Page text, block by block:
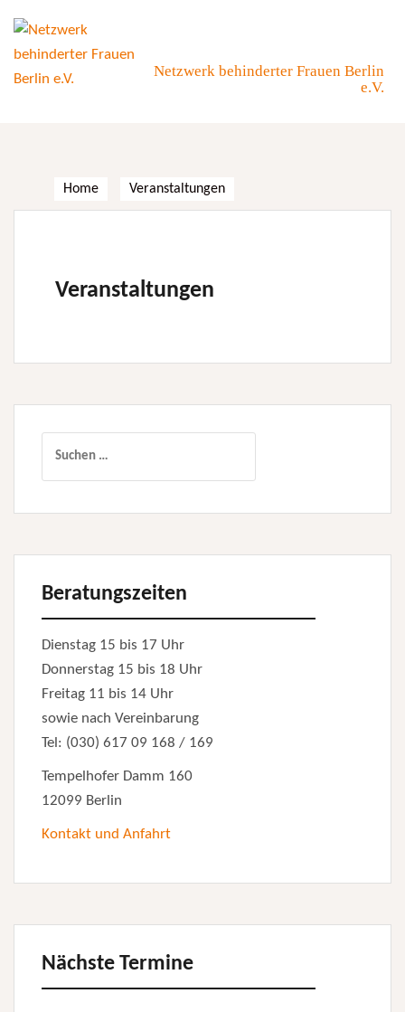
content
Netzwerk behinderter Frauen Berlin
e.V.
Home Veranstaltungen
Veranstaltungen
Beratungszeiten
Dienstag 15 bis 17 Uhr
Donnerstag 15 bis 18 Uhr
Freitag 11 bis 14 Uhr
sowie nach Vereinbarung
Tel: (030) 617 09 168 / 169
Tempelhofer Damm 160
12099 Berlin
Kontakt und Anfahrt
Nächste Termine